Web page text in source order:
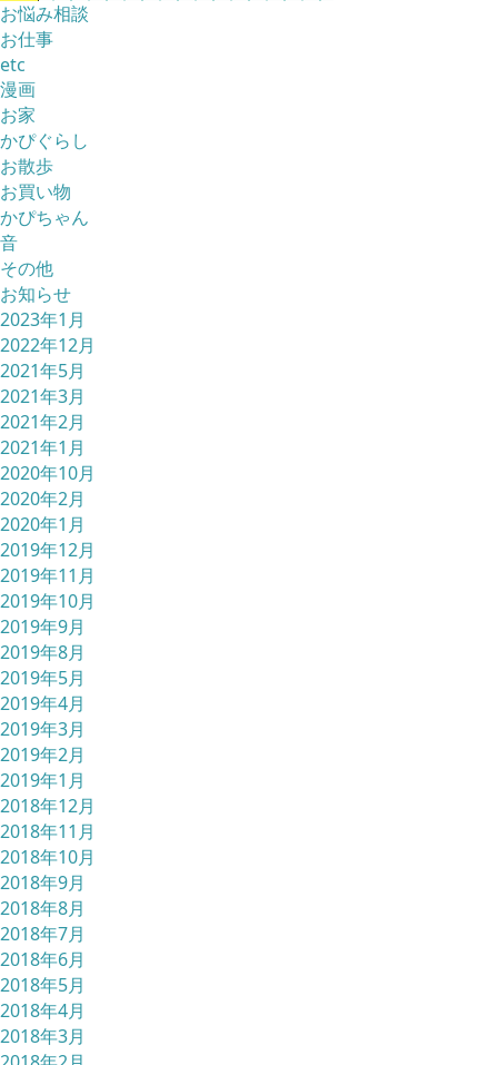
お悩み相談
お仕事
etc
漫画
お家
かぴぐらし
お散歩
お買い物
かぴちゃん
音
その他
お知らせ
2023年1月
2022年12月
2021年5月
2021年3月
2021年2月
2021年1月
2020年10月
2020年2月
2020年1月
2019年12月
2019年11月
2019年10月
2019年9月
2019年8月
2019年5月
2019年4月
2019年3月
2019年2月
2019年1月
2018年12月
2018年11月
2018年10月
2018年9月
2018年8月
2018年7月
2018年6月
2018年5月
2018年4月
2018年3月